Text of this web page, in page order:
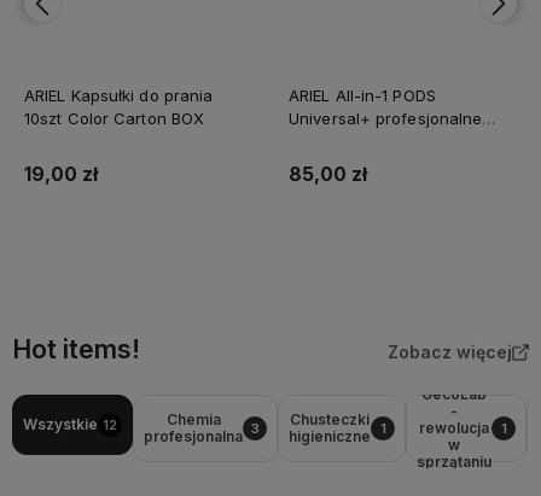
ARIEL Kapsułki do prania
10szt Color Carton BOX
19,00 zł
ARIEL All-in-1 PODS
Universal+ profesjonalne
50 szt.
85,00 zł
Hot items! Zobacz więcej
Wszystkie 12
Chemia
profesjonalna 3
Chusteczki
higieniczne
1
GecoLab
-
rewolucja
w
sprzątaniu
1